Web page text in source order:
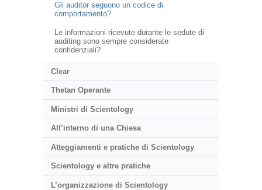
Gli auditor seguono un codice di
comportamento?
Le informazioni ricevute durante le sedute di
auditing sono sempre considerate
confidenziali?
Clear
Thetan Operante
Ministri di Scientology
All’interno di una Chiesa
Atteggiamenti e pratiche di Scientology
Scientology e altre pratiche
L’organizzazione di Scientology